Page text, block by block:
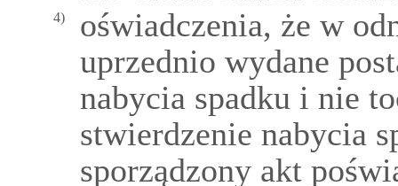
4)
oświadczenia, że w
uprzednio wydane
nabycia spadku i nie
stwierdzenie nabycia
sporządzony akt